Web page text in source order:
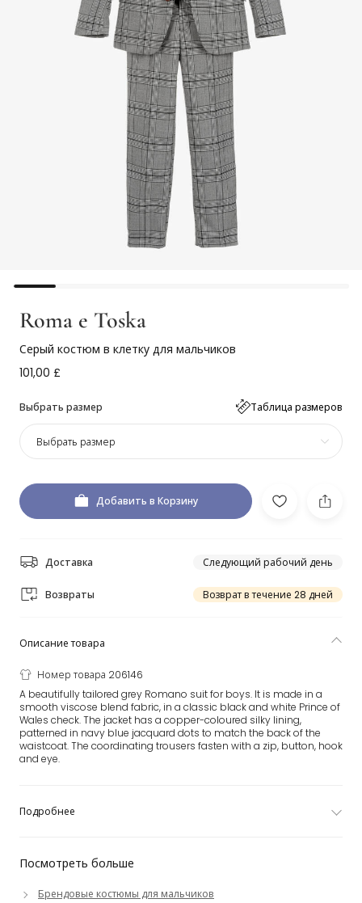
Roma e Toska
Серый костюм в клетку для мальчиков
101,00 £
Выбрать размер Таблица размеров
Выбрать размер
Добавить в Корзину
Доставка Следующий рабочий день
Возвраты Возврат в течение 28 дней
Посмотреть больше
Брендовые костюмы для мальчиков
Описание товара
Номер товара 206146
A beautifully tailored grey Romano suit for boys. It is made in a
smooth viscose blend fabric, in a classic black and white Prince of
Wales check. The jacket has a copper-coloured silky lining,
patterned in navy blue jacquard dots to match the back of the
waistcoat. The coordinating trousers fasten with a zip, button, hook
and eye.
Подробнее